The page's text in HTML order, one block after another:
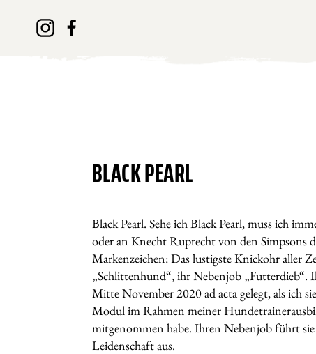
BLACK PEARL
Black Pearl. Sehe ich Black Pearl, muss ich
oder an Knecht Ruprecht von den Simpsons
Markenzeichen: Das lustigste Knickohr aller
„Schlittenhund“, ihr Nebenjob „Futterdieb“.
Mitte November 2020 ad acta gelegt, als ich
Modul im Rahmen meiner
mitgenommen habe. Ihren Nebenjob führt
Leidenschaft aus.